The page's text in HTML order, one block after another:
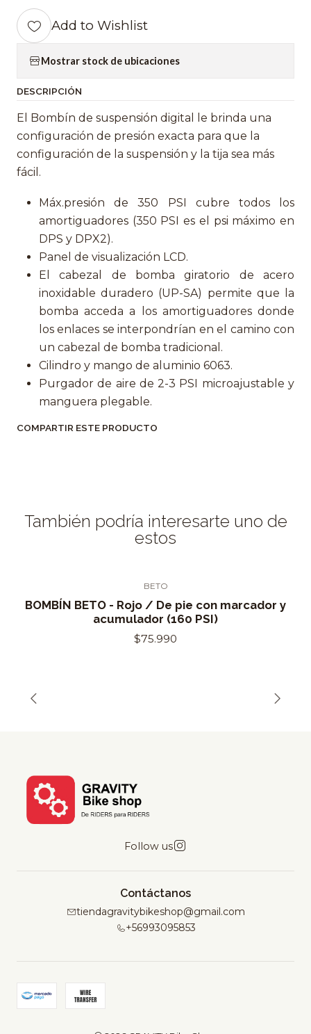
Add to Wishlist
Mostrar stock de ubicaciones
DESCRIPCIÓN
El Bombín de suspensión digital le brinda una
configuración de presión exacta para que la
configuración de la suspensión y la tija sea más
fácil.
Máx.presión de 350 PSI cubre todos los
amortiguadores (350 PSI es el psi máximo en
DPS y DPX2).
Panel de visualización LCD.
El cabezal de bomba giratorio de acero
inoxidable duradero (UP-SA) permite que la
bomba acceda a los amortiguadores donde
los enlaces se interpondrían en el camino con
un cabezal de bomba tradicional.
Cilindro y mango de aluminio 6063.
Purgador de aire de 2-3 PSI microajustable y
manguera plegable.
COMPARTIR ESTE PRODUCTO
También podría interesarte uno de
estos
Out of Stock
BETO
BOMBÍN BETO - Rojo / De pie con marcador y
acumulador (160 PSI)
$75.990
Follow us
Contáctanos
tiendagravitybikeshop@gmail.com
+56993095853